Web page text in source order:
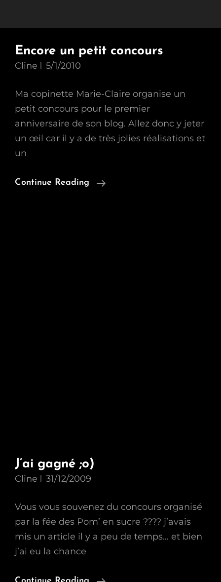
Encore un petit concours
Cline 5/1/2010
Ma copinette Marie-Claire organise un
petit concours pour le premier
anniversaire de son blog. Allez donc y jeter
un œil car il y a de très jolies réalisations et
un
Continue Reading
Encore
J’ai gagné ;o)
Cline 31/12/2009
Vous vous souvenez du concours organisé
par la fée des Pom’ en sucre ???? j’avais
mis un article il y a peu de temps… et bien
j’ai eu la chance